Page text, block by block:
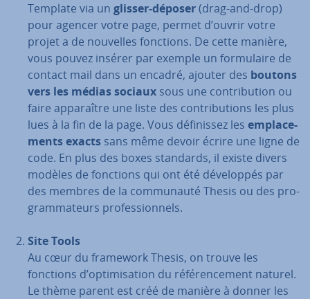
Template via un glisser-déposer(drag-and-drop)
pour agencer votre page, permet d’ouvrir votre
projet a de nouvelles fonctions. De cette manière,
vous pouvez insérer par exemple un for­mu­laire de
contact mail dans un encadré, ajouter des boutons
vers les médias sociaux sous une con­tri­bu­tion ou
faire ap­pa­raître une liste des con­tri­bu­tions les plus
lues à la fin de la page. Vous dé­fi­nis­sez les em­pla­ce­
ments exacts sans même devoir écrire une ligne de
code. En plus des boxes standards, il existe divers
modèles de fonctions qui ont été dé­ve­lop­pés par
des membres de la com­mu­nauté Thesis ou des pro­
gram­ma­teurs pro­fes­sion­nels.
Site Tools
Au cœur du framework Thesis, on trouve les
fonctions d’op­ti­mi­sa­tion du ré­fé­ren­ce­ment naturel.
Le thème parent est créé de manière à donner les